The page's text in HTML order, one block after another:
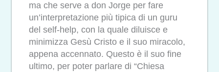
ma che serve a don Jorge per fare
un’interpretazione più tipica di un guru
del self-help, con la quale diluisce e
minimizza Gesù Cristo e il suo miracolo,
appena accennato. Questo è il suo fine
ultimo, per poter parlare di “Chiesa